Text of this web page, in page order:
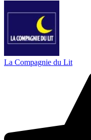
La Compagnie du Lit